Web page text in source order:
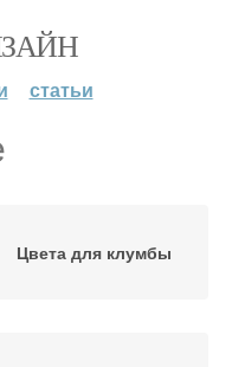
статьи
Цвета для клумбы